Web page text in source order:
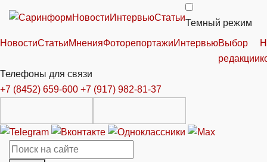
НовостиИнтервьюСтатьи
Темный режим
НовостиСтатьиМненияФоторепортажиИнтервьюВыбор
редакции
Телефоны для связи
+7 (8452) 659-600 +7 (917) 982-81-37